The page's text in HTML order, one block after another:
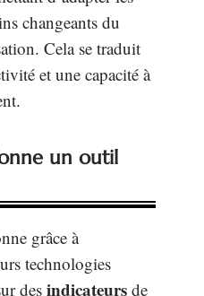
changeants du
Cela se traduit
et une capacité à
un outil
grâce à
technologies
des indicateurs de